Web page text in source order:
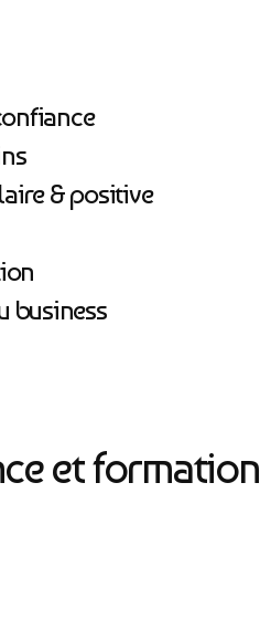
& positive
business
et formation